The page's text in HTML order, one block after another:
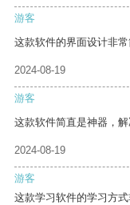
游客
这款软件的界面设计非常
2024-08-19
游客
这款软件简直是神器，解
2024-08-19
游客
这款学习软件的学习方